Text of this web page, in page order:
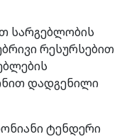
სარგებლობის
რესურსებით
დადგენილი
ტენდერი